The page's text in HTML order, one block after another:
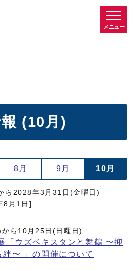
メニュー
(10月)
8月 9月 10月
ら2028年3月31日(金曜日)
8月1日]
ら10月25日(日曜日)
「ウズベキスタンと舞鶴 〜抑
〜 」の開催について